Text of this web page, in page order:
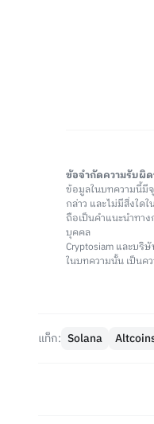
ข้อจำกัดความรับผิ
ข้อมูลในบทความนี้มี
กล่าว และไม่มีสิ่งใด
ถือเป็นคำแนะนำทา
บุคคล
Cryptosiam และบริ
ในบทความนั้น เป็นค
แท็ก: Solana